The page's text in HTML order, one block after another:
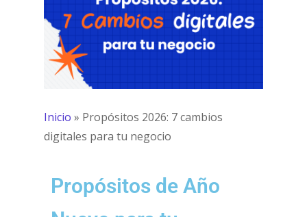
Inicio » Propósitos 2026: 7 cambios
digitales para tu negocio
Propósitos de Año